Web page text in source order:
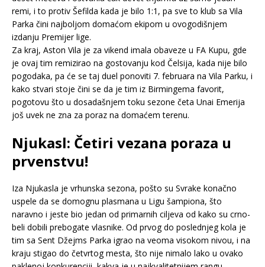
remi, i to protiv Šefilda kada je bilo 1:1, pa sve to klub sa Vila
Parka čini najboljom domaćom ekipom u ovogodišnjem
izdanju Premijer lige.
Za kraj, Aston Vila je za vikend imala obaveze u FA Kupu, gde
je ovaj tim remizirao na gostovanju kod Čelsija, kada nije bilo
pogodaka, pa će se taj duel ponoviti 7. februara na Vila Parku, i
kako stvari stoje čini se da je tim iz Birmingema favorit,
pogotovu što u dosadašnjem toku sezone četa Unai Emerija
još uvek ne zna za poraz na domaćem terenu.
Njukasl: Četiri vezana poraza u
prvenstvu!
Iza Njukasla je vrhunska sezona, pošto su Svrake konačno
uspele da se domognu plasmana u Ligu šampiona, što
naravno i jeste bio jedan od primarnih ciljeva od kako su crno-
beli dobili prebogate vlasnike. Od prvog do poslednjeg kola je
tim sa Sent Džejms Parka igrao na veoma visokom nivou, i na
kraju stigao do četvrtog mesta, što nije nimalo lako u ovako